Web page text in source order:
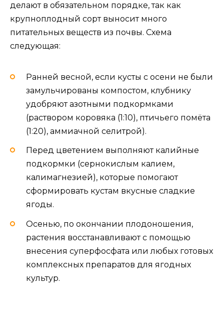
делают в обязательном порядке, так как
крупноплодный сорт выносит много
питательных веществ из почвы. Схема
следующая:
Ранней весной, если кусты с осени не были
замульчированы компостом, клубнику
удобряют азотными подкормками
(раствором коровяка (1:10), птичьего помёта
(1:20), аммиачной селитрой).
Перед цветением выполняют калийные
подкормки (сернокислым калием,
калимагнезией), которые помогают
сформировать кустам вкусные сладкие
ягоды.
Осенью, по окончании плодоношения,
растения восстанавливают с помощью
внесения суперфосфата или любых готовых
комплексных препаратов для ягодных
культур.